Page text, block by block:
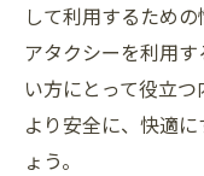
して利用するため
アタクシーを利用
い方にとって役立
より安全に、快適
ょう。